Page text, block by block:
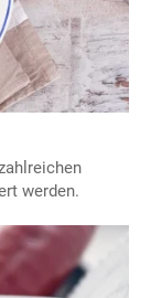
werden.